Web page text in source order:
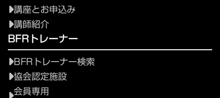
講座とお申込み
講師紹介
BFRトレーナー
BFRトレーナー検索
協会認定施設
会員専用